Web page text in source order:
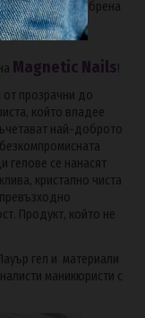
с подобрена
на
Magnetic Nails!
от прозрачни до
който владее
най-доброто
гелове се нанасят
кристално чиста
Продукт, който не
гел и материали
маникюристи с